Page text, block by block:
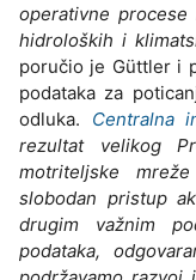
operativne procese
hidroloških i
poručio je Güttler i
podataka za
odluka. Centralna
rezultat velikog
motriteljske
slobodan pristup
drugim važnim
podataka,